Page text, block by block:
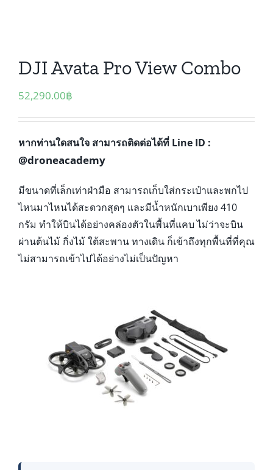
DJI Avata Pro View Combo
52,290.00฿
หากท่านใดสนใจ สามารถติดต่อได้ที่ Line ID :
@droneacademy
มีขนาดที่เล็กเท่าฝ่ามือ สามารถเก็บใส่กระเป๋าและพกไป
ไหนมาไหนได้สะดวกสุดๆ และมีน้ำหนักเบาเพียง 410
กรัม ทำให้บินได้อย่างคล่องตัวในพื้นที่แคบ ไม่ว่าจะบิน
ผ่านต้นไม้ กิ่งไม้ ใต้สะพาน ทางเดิน ก็เข้าถึงทุกพื้นที่ที่คุณ
ไม่สามารถเข้าไปได้อย่างไม่เป็นปัญหา